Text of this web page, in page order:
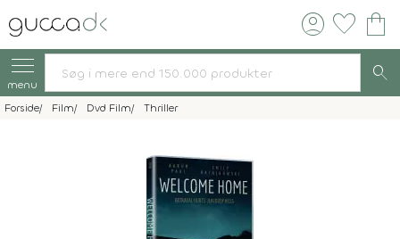
account_circle favorite shopping_bag
menu search
Forside Film Dvd Film Thriller